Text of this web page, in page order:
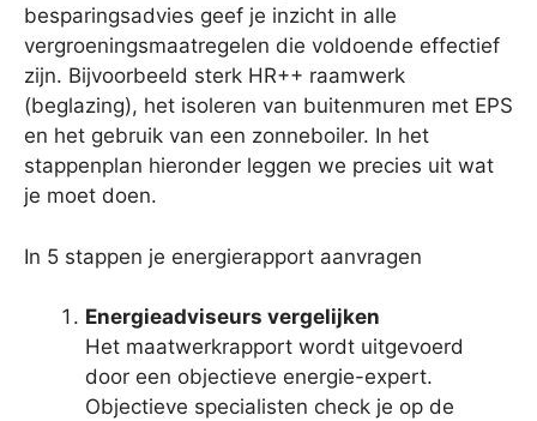
besparingsadvies geef je inzicht in alle
vergroeningsmaatregelen die voldoende effectief
zijn. Bijvoorbeeld sterk HR++ raamwerk
(beglazing), het isoleren van buitenmuren met EPS
en het gebruik van een zonneboiler. In het
stappenplan hieronder leggen we precies uit wat
je moet doen.
In 5 stappen je energierapport aanvragen
Energieadviseurs vergelijken
Het maatwerkrapport wordt uitgevoerd
door een objectieve energie-expert.
Objectieve specialisten check je op de